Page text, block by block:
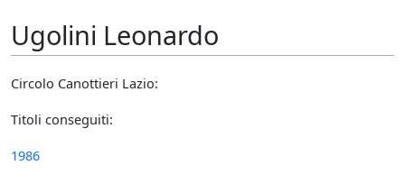
Ugolini Leonardo
Circolo Canottieri Lazio:
Titoli conseguiti:
1986